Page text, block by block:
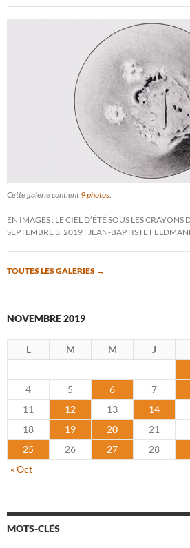
Cette galerie contient 9 photos
EN IMAGES : LE CIEL D’ÉTÉ SOUS LES CRAYONS
SEPTEMBRE 3, 2019
JEAN-BAPTISTE
TOUTES LES GALERIES →
NOVEMBRE 2019
L M M J
4
5 6 7
11
12 13 14
18
19 20 21
25
26 27 28
« Oct
MOTS-CLÉS